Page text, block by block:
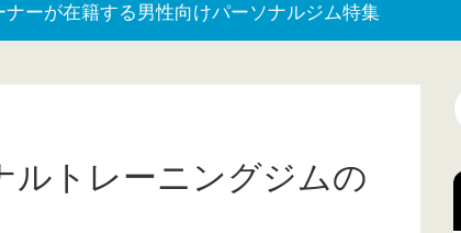
ナーが在籍する男性向けパーソナルジム特集
ルトレーニングジムの